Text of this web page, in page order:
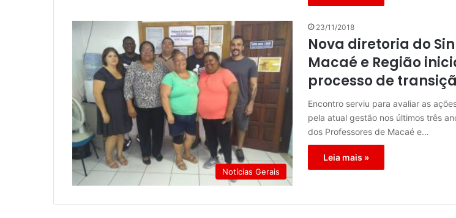
Notícias Gerais
23/11/2018
Nova diretoria do
Macaé e Região
processo de
Encontro serviu para avaliar as
pela atual gestão nos últimos três
dos Professores de Macaé e…
Leia mais »